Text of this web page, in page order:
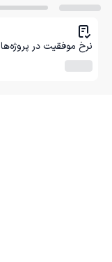
نرخ موفقیت در پروژه‌ها